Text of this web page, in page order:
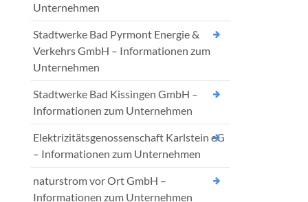
Unternehmen
Stadtwerke Bad Pyrmont Energie &
Verkehrs GmbH – Informationen zum
Unternehmen
Stadtwerke Bad Kissingen GmbH –
Informationen zum Unternehmen
Elektrizitätsgenossenschaft Karlstein eG
– Informationen zum Unternehmen
naturstrom vor Ort GmbH –
Informationen zum Unternehmen